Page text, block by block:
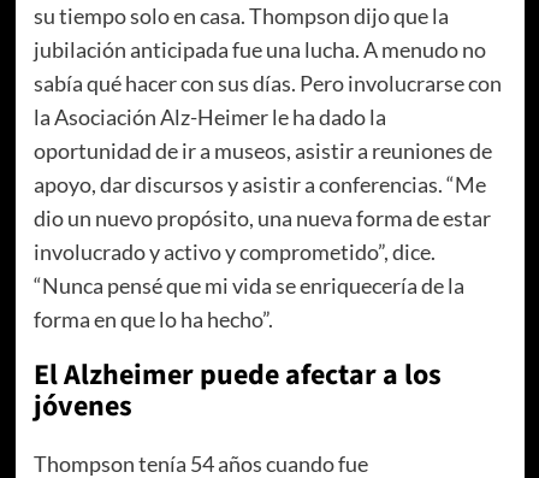
su tiempo solo en casa. Thompson dijo que la
jubilación anticipada fue una lucha. A menudo no
sabía qué hacer con sus días. Pero involucrarse con
la Asociación Alz-Heimer le ha dado la
oportunidad de ir a museos, asistir a reuniones de
apoyo, dar discursos y asistir a conferencias. “Me
dio un nuevo propósito, una nueva forma de estar
involucrado y activo y comprometido”, dice.
“Nunca pensé que mi vida se enriquecería de la
forma en que lo ha hecho”.
El Alzheimer puede afectar a los
jóvenes
Thompson tenía 54 años cuando fue